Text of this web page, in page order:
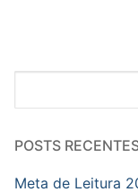
POSTS
Meta de Leitura